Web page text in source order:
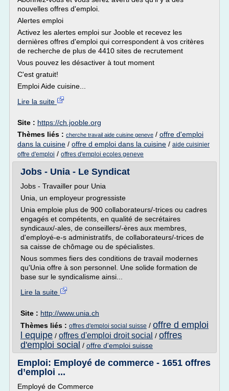
nouvelles offres d'emploi.
Alertes emploi
Activez les alertes emploi sur Jooble et recevez les
dernières offres d'emploi qui correspondent à vos critères
de recherche de plus de 4410 sites de recrutement
Vous pouvez les désactiver à tout moment
C'est gratuit!
Emploi Aide cuisine...
Lire la suite
Site : https://ch.jooble.org
Thèmes liés : cherche travail aide cuisine geneve / offre d'emploi
dans la cuisine / offre d emploi dans la cuisine / aide cuisinier
offre d'emploi / offres d'emploi ecoles geneve
Jobs - Unia - Le Syndicat
Jobs - Travailler pour Unia
Unia, un employeur progressiste
Unia emploie plus de 900 collaborateurs/-trices ou cadres
engagés et compétents, en qualité de secrétaires
syndicaux/-ales, de conseillers/-ères aux membres,
d'employé-e-s administratifs, de collaborateurs/-trices de
sa caisse de chômage ou de spécialistes.
Nous sommes fiers des conditions de travail modernes
qu'Unia offre à son personnel. Une solide formation de
base sur le syndicalisme ainsi...
Lire la suite
Site : http://www.unia.ch
Thèmes liés : offres d'emploi social suisse / offre d emploi
l equipe / offres d'emploi droit social / offres
d'emploi social / offre d'emploi suisse
Emploi: Employé de commerce - 1651 offres
d’emploi ...
Employé de Commerce